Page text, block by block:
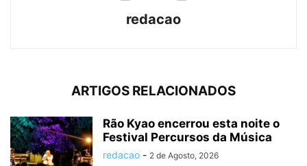
redacao
ARTIGOS RELACIONADOS
Rão Kyao encerrou esta noite o
Festival Percursos da Música
redacao - 2 de Agosto, 2026